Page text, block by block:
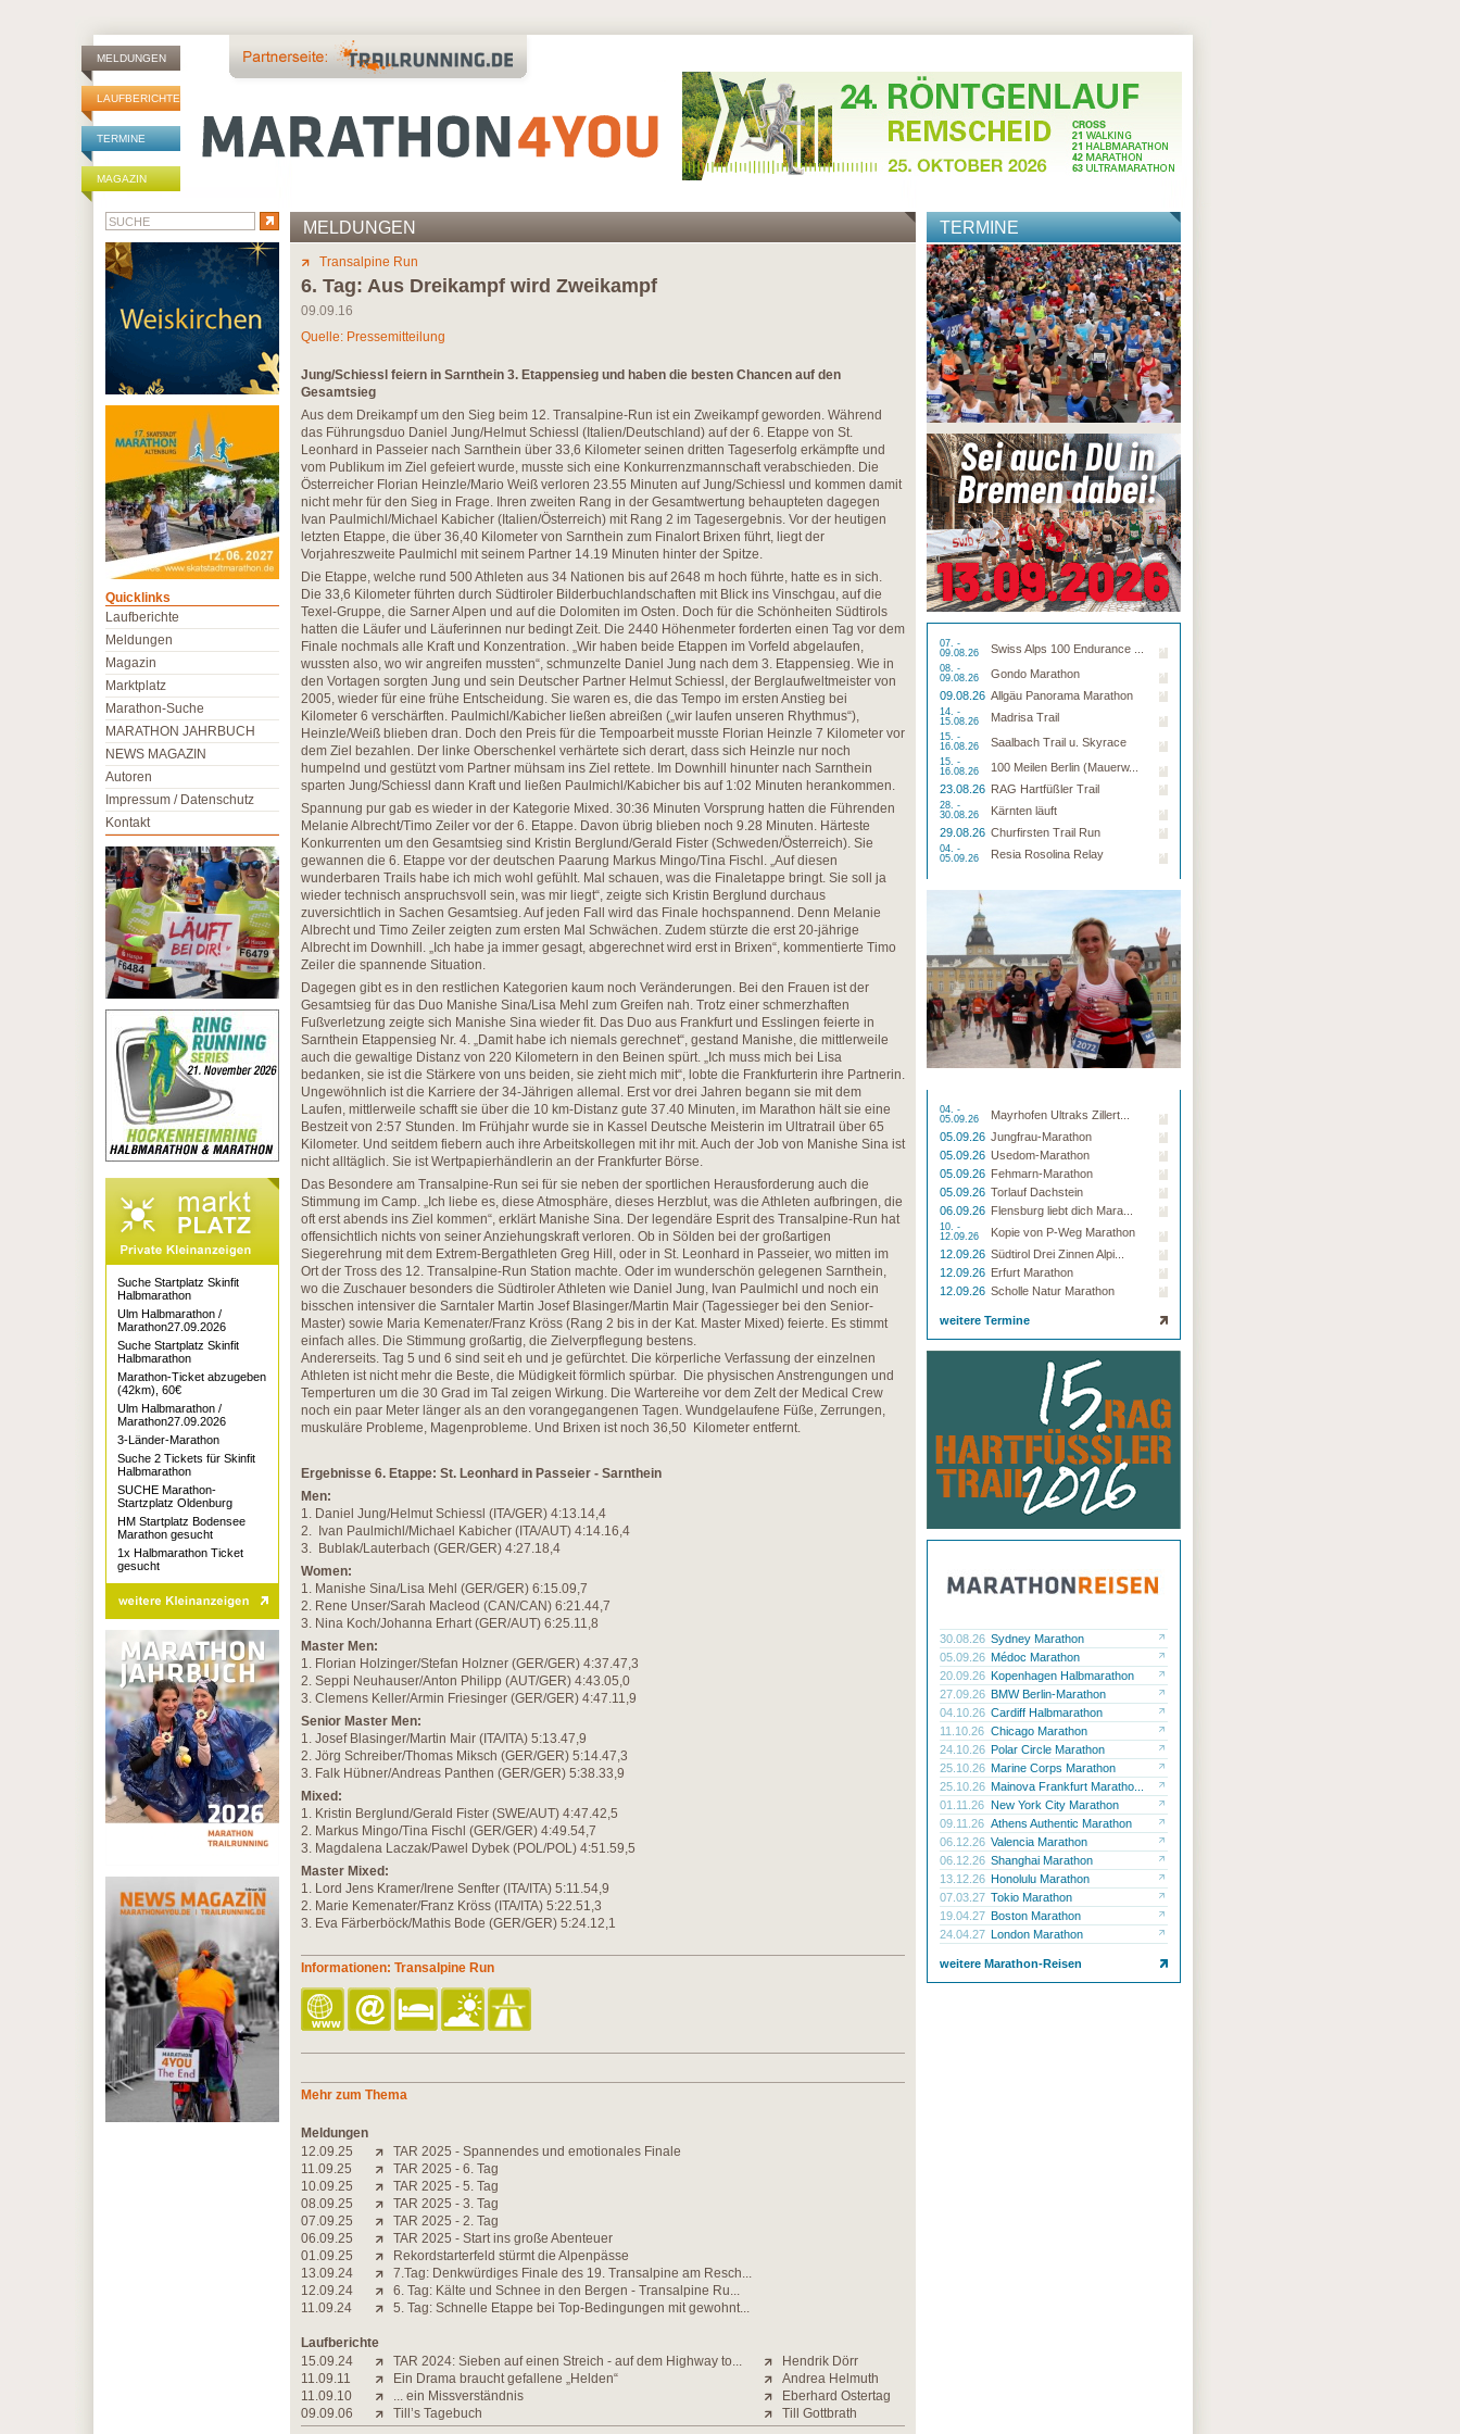
MELDUNGEN
LAUFBERICHTE
TERMINE
MAGAZIN
MELDUNGEN
Transalpine Run
6. Tag: Aus Dreikampf wird Zweikampf
09.09.16
Quelle: Pressemitteilung
Jung/Schiessl feiern in Sarnthein 3. Etappensieg und haben die besten Chancen auf den
Gesamtsieg
Aus dem Dreikampf um den Sieg beim 12. Transalpine-Run ist ein Zweikampf geworden. Während
das Führungsduo Daniel Jung/Helmut Schiessl (Italien/Deutschland) auf der 6. Etappe von St.
Leonhard in Passeier nach Sarnthein über 33,6 Kilometer seinen dritten Tageserfolg erkämpfte und
vom Publikum im Ziel gefeiert wurde, musste sich eine Konkurrenzmannschaft verabschieden. Die
Österreicher Florian Heinzle/Mario Weiß verloren 23.55 Minuten auf Jung/Schiessl und kommen damit
nicht mehr für den Sieg in Frage. Ihren zweiten Rang in der Gesamtwertung behaupteten dagegen
Ivan Paulmichl/Michael Kabicher (Italien/Österreich) mit Rang 2 im Tagesergebnis. Vor der heutigen
letzten Etappe, die über 36,40 Kilometer von Sarnthein zum Finalort Brixen führt, liegt der
Vorjahreszweite Paulmichl mit seinem Partner 14.19 Minuten hinter der Spitze.
Die Etappe, welche rund 500 Athleten aus 34 Nationen bis auf 2648 m hoch führte, hatte es in sich.
Die 33,6 Kilometer führten durch Südtiroler Bilderbuchlandschaften mit Blick ins Vinschgau, auf die
Texel-Gruppe, die Sarner Alpen und auf die Dolomiten im Osten. Doch für die Schönheiten Südtirols
hatten die Läufer und Läuferinnen nur bedingt Zeit. Die 2440 Höhenmeter forderten einen Tag vor dem
Finale nochmals alle Kraft und Konzentration. „Wir haben beide Etappen im Vorfeld abgelaufen,
wussten also, wo wir angreifen mussten“, schmunzelte Daniel Jung nach dem 3. Etappensieg. Wie in
den Vortagen sorgten Jung und sein Deutscher Partner Helmut Schiessl, der Berglaufweltmeister von
2005, wieder für eine frühe Entscheidung. Sie waren es, die das Tempo im ersten Anstieg bei
Kilometer 6 verschärften. Paulmichl/Kabicher ließen abreißen („wir laufen unseren Rhythmus“),
Heinzle/Weiß blieben dran. Doch den Preis für die Tempoarbeit musste Florian Heinzle 7 Kilometer vor
dem Ziel bezahlen. Der linke Oberschenkel verhärtete sich derart, dass sich Heinzle nur noch
humpelnd und gestützt vom Partner mühsam ins Ziel rettete. Im Downhill hinunter nach Sarnthein
sparten Jung/Schiessl dann Kraft und ließen Paulmichl/Kabicher bis auf 1:02 Minuten herankommen.
Spannung pur gab es wieder in der Kategorie Mixed. 30:36 Minuten Vorsprung hatten die Führenden
Melanie Albrecht/Timo Zeiler vor der 6. Etappe. Davon übrig blieben noch 9.28 Minuten. Härteste
Konkurrenten um den Gesamtsieg sind Kristin Berglund/Gerald Fister (Schweden/Österreich). Sie
gewannen die 6. Etappe vor der deutschen Paarung Markus Mingo/Tina Fischl. „Auf diesen
wunderbaren Trails habe ich mich wohl gefühlt. Mal schauen, was die Finaletappe bringt. Sie soll ja
wieder technisch anspruchsvoll sein, was mir liegt“, zeigte sich Kristin Berglund durchaus
zuversichtlich in Sachen Gesamtsieg. Auf jeden Fall wird das Finale hochspannend. Denn Melanie
Albrecht und Timo Zeiler zeigten zum ersten Mal Schwächen. Zudem stürzte die erst 20-jährige
Albrecht im Downhill. „Ich habe ja immer gesagt, abgerechnet wird erst in Brixen“, kommentierte Timo
Zeiler die spannende Situation.
Dagegen gibt es in den restlichen Kategorien kaum noch Veränderungen. Bei den Frauen ist der
Gesamtsieg für das Duo Manishe Sina/Lisa Mehl zum Greifen nah. Trotz einer schmerzhaften
Fußverletzung zeigte sich Manishe Sina wieder fit. Das Duo aus Frankfurt und Esslingen feierte in
Sarnthein Etappensieg Nr. 4. „Damit habe ich niemals gerechnet“, gestand Manishe, die mittlerweile
auch die gewaltige Distanz von 220 Kilometern in den Beinen spürt. „Ich muss mich bei Lisa
bedanken, sie ist die Stärkere von uns beiden, sie zieht mich mit“, lobte die Frankfurterin ihre Partnerin.
Ungewöhnlich ist die Karriere der 34-Jährigen allemal. Erst vor drei Jahren begann sie mit dem
Laufen, mittlerweile schafft sie über die 10 km-Distanz gute 37.40 Minuten, im Marathon hält sie eine
Bestzeit von 2:57 Stunden. Im Frühjahr wurde sie in Kassel Deutsche Meisterin im Ultratrail über 65
Kilometer. Und seitdem fiebern auch ihre Arbeitskollegen mit ihr mit. Auch der Job von Manishe Sina ist
nicht alltäglich. Sie ist Wertpapierhändlerin an der Frankfurter Börse.
Das Besondere am Transalpine-Run sei für sie neben der sportlichen Herausforderung auch die
Stimmung im Camp. „Ich liebe es, diese Atmosphäre, dieses Herzblut, was die Athleten aufbringen, die
oft erst abends ins Ziel kommen“, erklärt Manishe Sina. Der legendäre Esprit des Transalpine-Run hat
offensichtlich nichts von seiner Anziehungskraft verloren. Ob in Sölden bei der großartigen
Siegerehrung mit dem Extrem-Bergathleten Greg Hill, oder in St. Leonhard in Passeier, wo mitten im
Ort der Tross des 12. Transalpine-Run Station machte. Oder im wunderschön gelegenen Sarnthein,
wo die Zuschauer besonders die Südtiroler Athleten wie Daniel Jung, Ivan Paulmichl und noch ein
bisschen intensiver die Sarntaler Martin Josef Blasinger/Martin Mair (Tagessieger bei den Senior-
Master) sowie Maria Kemenater/Franz Kröss (Rang 2 bis in der Kat. Master Mixed) feierte. Es stimmt
einfach alles. Die Stimmung großartig, die Zielverpflegung bestens.
Andererseits. Tag 5 und 6 sind seit eh und je gefürchtet. Die körperliche Verfassung der einzelnen
Athleten ist nicht mehr die Beste, die Müdigkeit förmlich spürbar. Die physischen Anstrengungen und
Temperturen um die 30 Grad im Tal zeigen Wirkung. Die Wartereihe vor dem Zelt der Medical Crew
noch ein paar Meter länger als an den vorangegangenen Tagen. Wundgelaufene Füße, Zerrungen,
muskuläre Probleme, Magenprobleme. Und Brixen ist noch 36,50 Kilometer entfernt.
Ergebnisse 6. Etappe: St. Leonhard in Passeier - Sarnthein
Men:
1. Daniel Jung/Helmut Schiessl (ITA/GER) 4:13.14,4
2. Ivan Paulmichl/Michael Kabicher (ITA/AUT) 4:14.16,4
3. Bublak/Lauterbach (GER/GER) 4:27.18,4
Women:
1. Manishe Sina/Lisa Mehl (GER/GER) 6:15.09,7
2. Rene Unser/Sarah Macleod (CAN/CAN) 6:21.44,7
3. Nina Koch/Johanna Erhart (GER/AUT) 6:25.11,8
Master Men:
1. Florian Holzinger/Stefan Holzner (GER/GER) 4:37.47,3
2. Seppi Neuhauser/Anton Philipp (AUT/GER) 4:43.05,0
3. Clemens Keller/Armin Friesinger (GER/GER) 4:47.11,9
Senior Master Men:
1. Josef Blasinger/Martin Mair (ITA/ITA) 5:13.47,9
2. Jörg Schreiber/Thomas Miksch (GER/GER) 5:14.47,3
3. Falk Hübner/Andreas Panthen (GER/GER) 5:38.33,9
Mixed:
1. Kristin Berglund/Gerald Fister (SWE/AUT) 4:47.42,5
2. Markus Mingo/Tina Fischl (GER/GER) 4:49.54,7
3. Magdalena Laczak/Pawel Dybek (POL/POL) 4:51.59,5
Master Mixed:
1. Lord Jens Kramer/Irene Senfter (ITA/ITA) 5:11.54,9
2. Marie Kemenater/Franz Kröss (ITA/ITA) 5:22.51,3
3. Eva Färberböck/Mathis Bode (GER/GER) 5:24.12,1
Informationen: Transalpine Run
Mehr zum Thema
Meldungen
12.09.25
TAR 2025 - Spannendes und emotionales Finale
11.09.25
TAR 2025 - 6. Tag
10.09.25
TAR 2025 - 5. Tag
08.09.25
TAR 2025 - 3. Tag
07.09.25
TAR 2025 - 2. Tag
06.09.25
TAR 2025 - Start ins große Abenteuer
01.09.25
Rekordstarterfeld stürmt die Alpenpässe
13.09.24
7.Tag: Denkwürdiges Finale des 19. Transalpine am Resch...
12.09.24
6. Tag: Kälte und Schnee in den Bergen - Transalpine Ru...
11.09.24
5. Tag: Schnelle Etappe bei Top-Bedingungen mit gewohnt...
Laufberichte
15.09.24
TAR 2024: Sieben auf einen Streich - auf dem Highway to...
Hendrik Dörr
11.09.11
Ein Drama braucht gefallene „Helden“
Andrea Helmuth
11.09.10
... ein Missverständnis
Eberhard Ostertag
09.09.06
Till’s Tagebuch Till Gottbrath
TERMINE
07. -
09.08.26
Swiss Alps 100 Endurance ...
08. -
09.08.26
Gondo Marathon
09.08.26 Allgäu Panorama Marathon
14. -
15.08.26
Madrisa Trail
15. -
16.08.26
Saalbach Trail u. Skyrace
15. -
16.08.26
100 Meilen Berlin (Mauerw...
23.08.26 RAG Hartfüßler Trail
28. -
30.08.26
Kärnten läuft
29.08.26 Churfirsten Trail Run
04. -
05.09.26
Resia Rosolina Relay
04. -
05.09.26
Mayrhofen Ultraks Zillert...
05.09.26 Jungfrau-Marathon
05.09.26 Usedom-Marathon
05.09.26 Fehmarn-Marathon
05.09.26 Torlauf Dachstein
06.09.26 Flensburg liebt dich Mara...
10. -
12.09.26
Kopie von P-Weg Marathon
12.09.26 Südtirol Drei Zinnen Alpi...
12.09.26 Erfurt Marathon
12.09.26 Scholle Natur Marathon
weitere Termine
30.08.26 Sydney Marathon
05.09.26 Médoc Marathon
20.09.26 Kopenhagen Halbmarathon
27.09.26 BMW Berlin-Marathon
04.10.26 Cardiff Halbmarathon
11.10.26 Chicago Marathon
24.10.26 Polar Circle Marathon
25.10.26 Marine Corps Marathon
25.10.26 Mainova Frankfurt Maratho...
01.11.26 New York City Marathon
09.11.26 Athens Authentic Marathon
06.12.26 Valencia Marathon
06.12.26 Shanghai Marathon
13.12.26 Honolulu Marathon
07.03.27 Tokio Marathon
19.04.27 Boston Marathon
24.04.27 London Marathon
weitere Marathon-Reisen
Quicklinks
Laufberichte
Meldungen
Magazin
Marktplatz
Marathon-Suche
MARATHON JAHRBUCH
NEWS MAGAZIN
Autoren
Impressum / Datenschutz
Kontakt
Suche Startplatz Skinfit
Halbmarathon
Ulm Halbmarathon /
Marathon27.09.2026
Suche Startplatz Skinfit
Halbmarathon
Marathon-Ticket abzugeben
(42km), 60€
Ulm Halbmarathon /
Marathon27.09.2026
3-Länder-Marathon
Suche 2 Tickets für Skinfit
Halbmarathon
SUCHE Marathon-
Startzplatz Oldenburg
HM Startplatz Bodensee
Marathon gesucht
1x Halbmarathon Ticket
gesucht